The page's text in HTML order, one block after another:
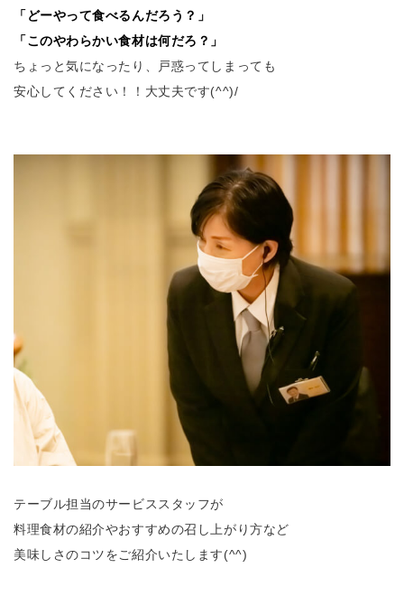
「どーやって食べるんだろう？」
「このやわらかい食材は何だろ？」
ちょっと気になったり、戸惑ってしまっても
安心してください！！大丈夫です(^^)/
テーブル担当のサービススタッフが
料理食材の紹介やおすすめの召し上がり方など
美味しさのコツをご紹介いたします(^^)